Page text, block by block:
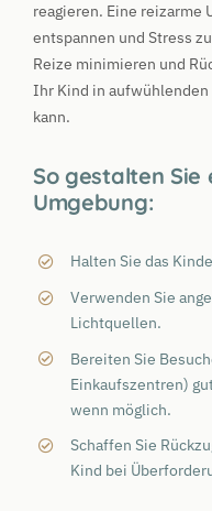
reagieren. Eine reizarme
entspannen und Stress
Reize minimieren und
Ihr Kind in
kann.
So gestalten
Umgebung:
Halten Sie das
Verwenden Sie
Lichtquellen.
Bereiten Sie
Einkaufszentren)
wenn möglich.
Schaffen Sie
Kind bei